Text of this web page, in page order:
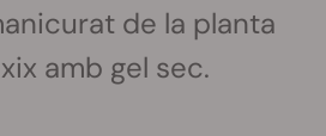
de la planta
amb gel sec.